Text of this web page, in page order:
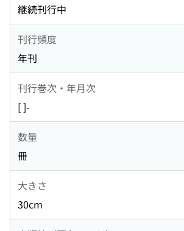
継続刊行中
刊行頻度
年刊
刊行巻次・年月次
[ ]-
数量
冊
大きさ
30cm